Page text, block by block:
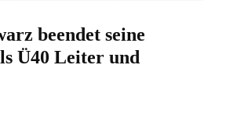
beendet seine
Ü40 Leiter und